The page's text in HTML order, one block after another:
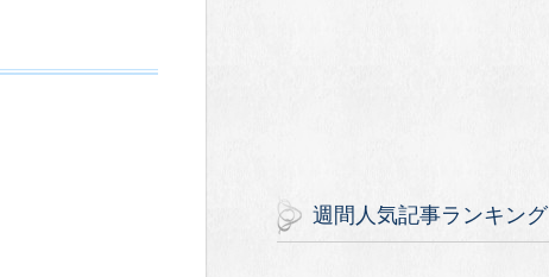
週間人気記事ランキング